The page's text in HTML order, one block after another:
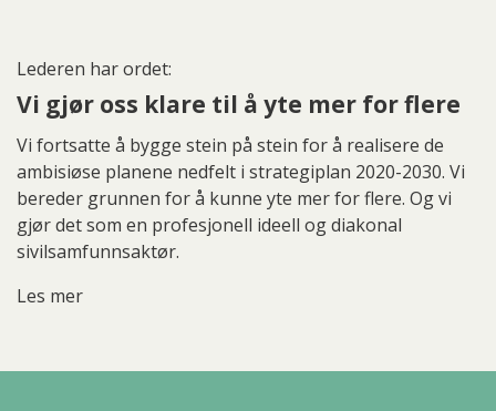
Lederen har ordet:
Vi gjør oss klare til å yte mer for flere
Vi fortsatte å bygge stein på stein for å realisere de
ambisiøse planene nedfelt i strategiplan 2020-2030. Vi
bereder grunnen for å kunne yte mer for flere. Og vi
gjør det som en profesjonell ideell og diakonal
sivilsamfunnsaktør.
Les mer